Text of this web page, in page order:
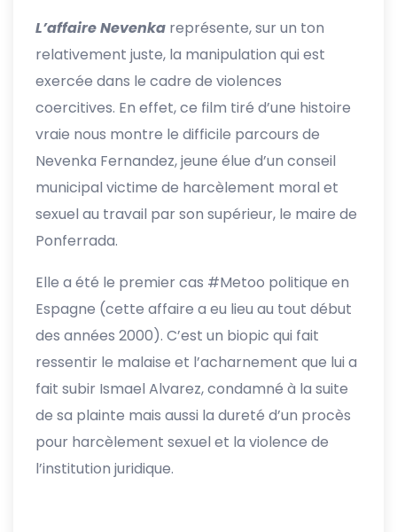
L’affaire Nevenka représente, sur un ton
relativement juste, la manipulation qui est
exercée dans le cadre de violences
coercitives. En effet, ce film tiré d’une histoire
vraie nous montre le difficile parcours de
Nevenka Fernandez, jeune élue d’un conseil
municipal victime de harcèlement moral et
sexuel au travail par son supérieur, le maire de
Ponferrada.
Elle a été le premier cas #Metoo politique en
Espagne (cette affaire a eu lieu au tout début
des années 2000). C’est un biopic qui fait
ressentir le malaise et l’acharnement que lui a
fait subir Ismael Alvarez, condamné à la suite
de sa plainte mais aussi la dureté d’un procès
pour harcèlement sexuel et la violence de
l’institution juridique.